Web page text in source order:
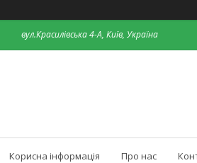
вул.Красилівська 4-А, Київ, Україна
Корисна інформація Про нас